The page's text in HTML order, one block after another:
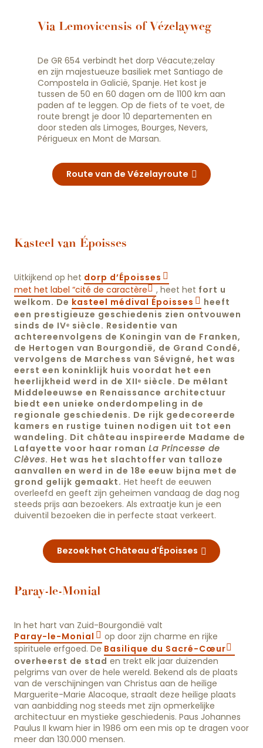
Via Lemovicensis of Vézelayweg
De GR 654 verbindt het dorp Véacute;zelay
en zijn majestueuze basiliek met Santiago de
Compostela in Galicië, Spanje. Het kost je
tussen de 50 en 60 dagen om de 1100 km aan
paden af te leggen. Op de fiets of te voet, de
route brengt je door 10 departementen en
door steden als Limoges, Bourges, Nevers,
Périgueux en Mont de Marsan.
Route van de Vézelayroute
Kasteel van Époisses
Uitkijkend op het dorp d’Époisses
met het label “cité de caractère
, heet het fort u
welkom. De kasteel médival Époisses
heeft
een prestigieuze geschiedenis zien ontvouwen
sinds de IVᵉ siècle. Residentie van
achtereenvolgens de Koningin van de Franken,
de Hertogen van Bourgondië, de Grand Condé,
vervolgens de Marchess van Sévigné, het was
eerst een koninklijk huis voordat het een
heerlijkheid werd in de XIIᵉ siècle. De mêlant
Middeleeuwse en Renaissance architectuur
biedt een unieke onderdompeling in de
regionale geschiedenis. De rijk gedecoreerde
kamers en rustige tuinen nodigen uit tot een
wandeling. Dit château inspireerde Madame de
Lafayette voor haar roman La Princesse de
Clèves. Het was het slachtoffer van talloze
aanvallen en werd in de 18e eeuw bijna met de
grond gelijk gemaakt. Het heeft de eeuwen
overleefd en geeft zijn geheimen vandaag de dag nog
steeds prijs aan bezoekers. Als extraatje kun je een
duiventil bezoeken die in perfecte staat verkeert.
Bezoek het Château d'Époisses
Paray-le-Monial
In het hart van Zuid-Bourgondië valt
Paray-le-Monial
op door zijn charme en rijke
spirituele erfgoed. De Basilique du Sacré-Cœur
overheerst de stad en trekt elk jaar duizenden
pelgrims van over de hele wereld. Bekend als de plaats
van de verschijningen van Christus aan de heilige
Marguerite-Marie Alacoque, straalt deze heilige plaats
van aanbidding nog steeds met zijn opmerkelijke
architectuur en mystieke geschiedenis. Paus Johannes
Paulus II kwam hier in 1986 om een mis op te dragen voor
meer dan 130.000 mensen.